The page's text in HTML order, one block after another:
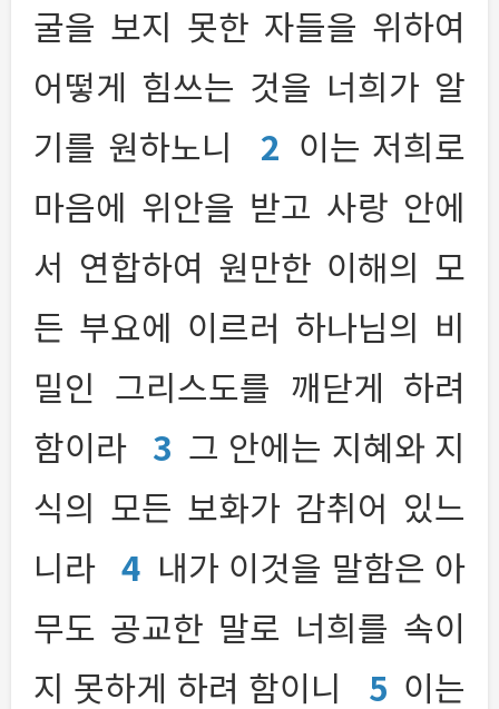
굴을 보지 못한 자들을 위하여
어떻게 힘쓰는 것을 너희가 알
기를 원하노니
2 이는 저희로
마음에 위안을 받고 사랑 안에
서 연합하여 원만한 이해의 모
든 부요에 이르러 하나님의 비
밀인 그리스도를 깨닫게 하려
함이라 3 그 안에는 지혜와 지
식의 모든 보화가 감취어 있느
니라 4 내가 이것을 말함은 아
무도 공교한 말로 너희를 속이
지 못하게 하려 함이니
5 이는